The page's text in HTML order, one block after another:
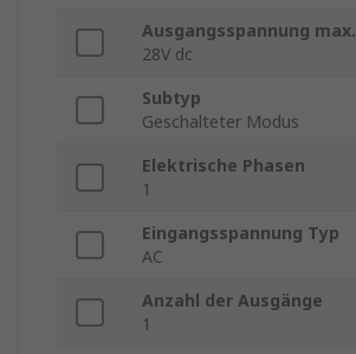
Ausgangsspannung max.
28V dc
Subtyp
Geschalteter Modus
Elektrische Phasen
1
Eingangsspannung Typ
AC
Anzahl der Ausgänge
1